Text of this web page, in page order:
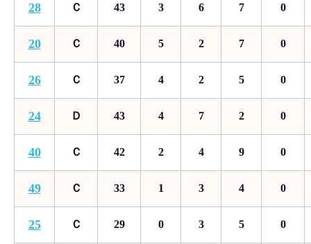
28 Ｃ 43 3 6 7 0
20 Ｃ 40 5 2 7 0
26 Ｃ 37 4 2 5 0
24 Ｄ 43 4 7 2 0
40 Ｃ 42 2 4 9 0
49 Ｃ 33 1 3 4 0
25 Ｃ 29 0 3 5 0